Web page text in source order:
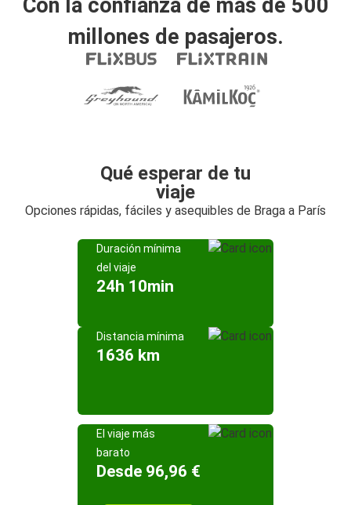
Con la confianza de más de 500
millones de pasajeros.
Qué esperar de tu
viaje
Opciones rápidas, fáciles y asequibles de Braga a París
Duración mínima
del viaje
24h 10min
Distancia mínima
1636 km
El viaje más
barato
Desde 96,96 €